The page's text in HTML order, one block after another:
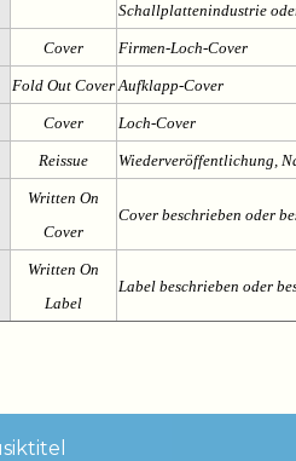
Schallplattenindustrie
Cover Firmen-Loch-Cover
Fold Out Cover Aufklapp-Cover
Cover Loch-Cover
Reissue Wiederveröffentlichung,
Written On
Cover
Cover beschrieben oder
Written On
Label
Label beschrieben oder